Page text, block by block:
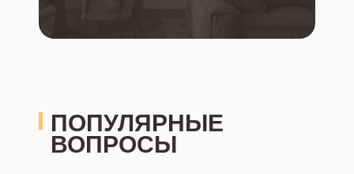
ПОПУЛЯРНЫЕ
ВОПРОСЫ